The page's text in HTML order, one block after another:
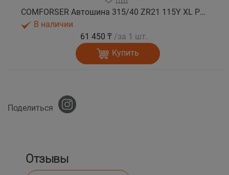
COMFORSER Автошина 315/40 ZR21 115Y XL PURESPEED лето
В наличии
61 450 ₸ /за 1 шт.
Купить
Поделиться
Отзывы